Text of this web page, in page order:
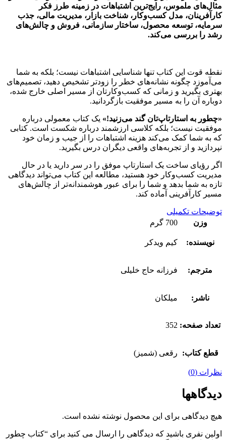
مثال‌های ملموس، رایج‌ترین اشتباهات در زمینه طرز فکر
کارآفرینان، مدل کسب‌وکار، شناخت بازار، مدیریت مالی، جذب
سرمایه، توسعه محصول، ساختار سازمانی، فروش و چالش‌های
رشد را بررسی می‌کند.
نقطه قوت این کتاب تنها شناسایی اشتباهات نیست؛ بلکه به شما
می‌آموزد چگونه نشانه‌های خطر را زودتر تشخیص دهید، تصمیم‌های
بهتری بگیرید و زمانی که کسب‌وکارتان از مسیر اصلی خارج شده،
دوباره آن را به مسیر موفقیت بازگردانید.
«چطور به استارتاپ‌تان گند می‌زنید!» یک کتاب معمولی درباره
موفقیت نیست؛ بلکه کلاسی ارزشمند درباره شکست است. کتابی
که به شما کمک می‌کند هزینه اشتباهات را از جیب و زمان خود
نپردازید و از تجربه‌های واقعی دیگران درس بگیرید.
اگر رؤیای ساخت یک استارتاپ موفق را در سر دارید یا در حال
مدیریت کسب‌وکار خود هستید، مطالعه این کتاب می‌تواند دیدگاهی
تازه به شما بدهد و شما را برای عبور هوشمندانه‌تر از چالش‌های
مسیر کارآفرینی آماده کند.
توضیحات تکمیلی
وزن
700 گرم
نویسنده: کیم ویدکر
مترجم: فرزانه حاج خلیلی
ناشر: میلکان
تعداد صفحه: 352
قطع کتاب: رقعی (شمیز)
نظرات (0)
دیدگاهها
هیچ دیدگاهی برای این محصول نوشته نشده است.
اولین نفری باشید که دیدگاهی را ارسال می کنید برای “کتاب چطور